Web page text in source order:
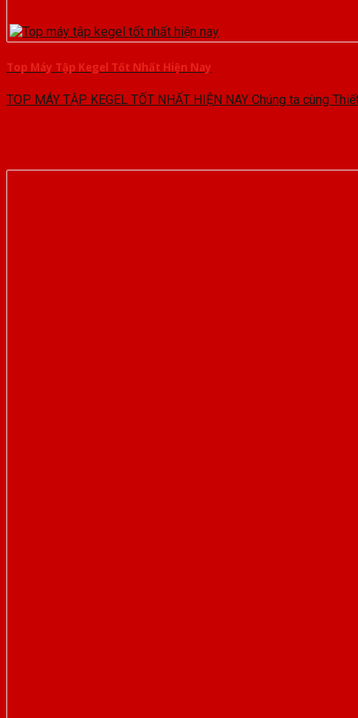
Top Máy Tập Kegel Tốt Nhất Hiện Nay
TOP MÁY TẬP KEGEL TỐT NHẤT HIỆN NAY Chúng ta cùng